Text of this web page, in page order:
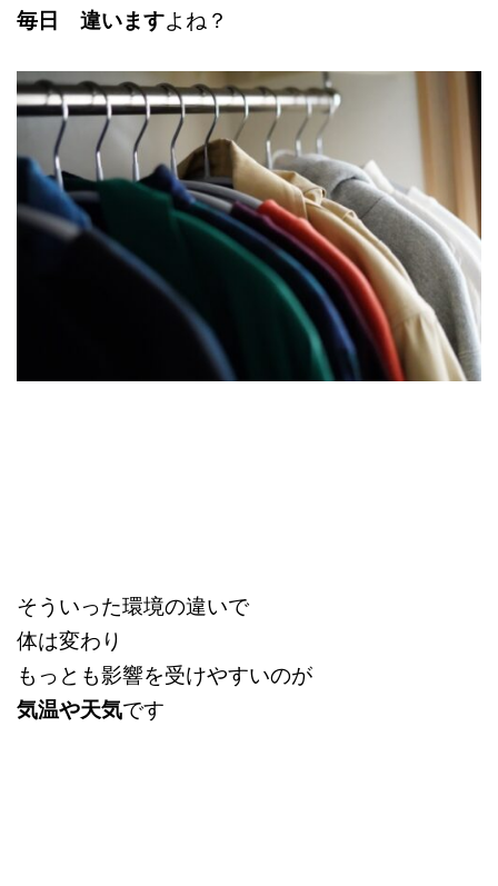
毎日 違いますよね？
そういった環境の違いで
体は変わり
もっとも影響を受けやすいのが
気温や天気です